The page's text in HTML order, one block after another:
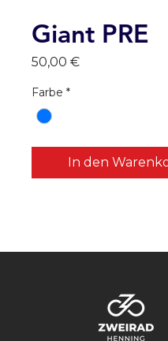
Giant PRE
50,00 €Preis
Farbe *
In den